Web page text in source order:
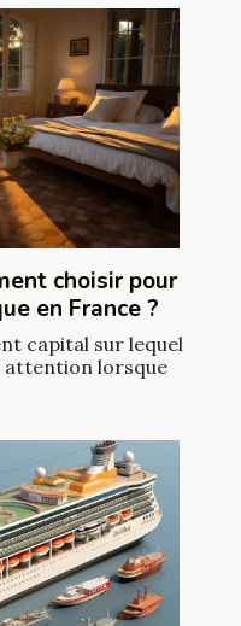
choisir pour
en France ?
capital sur lequel
lorsque